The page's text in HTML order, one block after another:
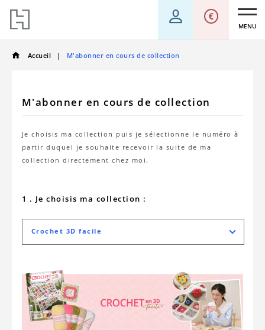
MENU
Accueil M'abonner en cours de collection
M'abonner en cours de collection
Je choisis ma collection puis je sélectionne le numéro à
partir duquel je souhaite recevoir la suite de ma
collection directement chez moi.
1 . Je choisis ma collection :
Crochet 3D facile